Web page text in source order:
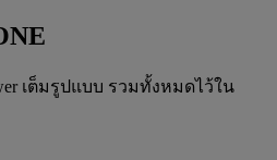
เต็มรูปแบบ รวมทั้งหมดไว้ใน